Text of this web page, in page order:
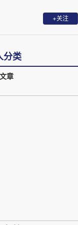
+关注
分类
章